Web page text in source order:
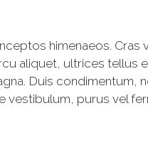
himenaeos. Cras
aliquet, ultrices tellus
Duis condimentum,
vestibulum, purus vel